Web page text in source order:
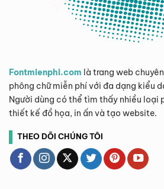
Fontmienphi.com là trang web
phông chữ miễn phí với đa dạng kiểu
Người dùng có thể tìm thấy nhiều loại
thiết kế đồ họa, in ấn và tạo website.
THEO DÕI CHÚNG TÔI